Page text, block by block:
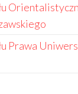
Prawa